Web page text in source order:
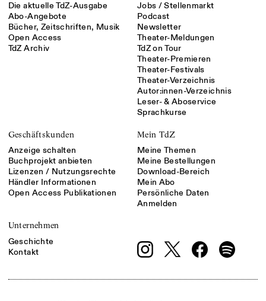
Die aktuelle TdZ-Ausgabe
Abo-Angebote
Bücher, Zeitschriften, Musik
Open Access
TdZ Archiv
Jobs / Stellenmarkt
Podcast
Newsletter
Theater-Meldungen
TdZ on Tour
Theater-Premieren
Theater-Festivals
Theater-Verzeichnis
Autor:innen-Verzeichnis
Leser- & Aboservice
Sprachkurse
Geschäftskunden
Anzeige schalten
Buchprojekt anbieten
Lizenzen / Nutzungsrechte
Händler Informationen
Open Access Publikationen
Mein TdZ
Meine Themen
Meine Bestellungen
Download-Bereich
Mein Abo
Persönliche Daten
Anmelden
Unternehmen
Geschichte
Kontakt